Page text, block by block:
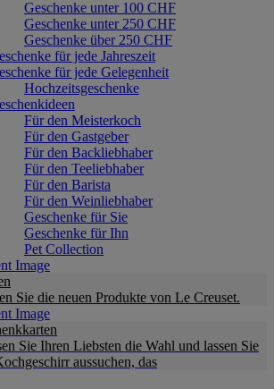
Geschenke unter 100 CHF
Geschenke unter 250 CHF
Geschenke über 250 CHF
für jede Jahreszeit
für jede Gelegenheit
Hochzeitsgeschenke
Für den Meisterkoch
Für den Gastgeber
Für den Backliebhaber
Für den Teeliebhaber
Für den Barista
Für den Weinliebhaber
Geschenke für Sie
Geschenke für Ihn
Pet Collection
Sie die neuen Produkte von Le Creuset.
Sie Ihren Liebsten die Wahl und lassen Sie
aussuchen, das